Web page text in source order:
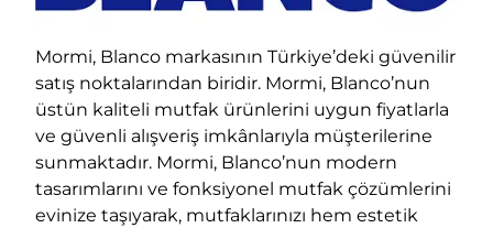
Mormi, Blanco markasının Türkiye’deki güvenilir
satış noktalarından biridir. Mormi, Blanco’nun
üstün kaliteli mutfak ürünlerini uygun fiyatlarla
ve güvenli alışveriş imkânlarıyla müşterilerine
sunmaktadır. Mormi, Blanco’nun modern
tasarımlarını ve fonksiyonel mutfak çözümlerini
evinize taşıyarak, mutfaklarınızı hem estetik